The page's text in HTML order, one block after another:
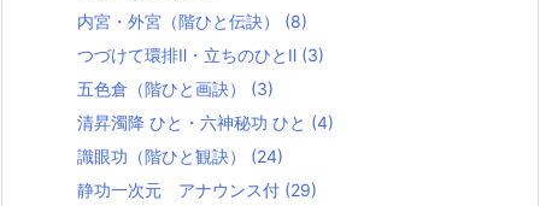
内宮・外宮（階ひと伝訣） (8)
つづけて環排Ⅱ・立ちのひとⅡ (3)
五色倉（階ひと画訣） (3)
清昇濁降 ひと・六神秘功 ひと (4)
識眼功（階ひと観訣） (24)
静功一次元 アナウンス付 (29)